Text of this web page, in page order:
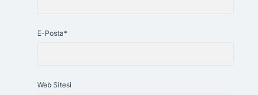
E-Posta*
Web Sitesi